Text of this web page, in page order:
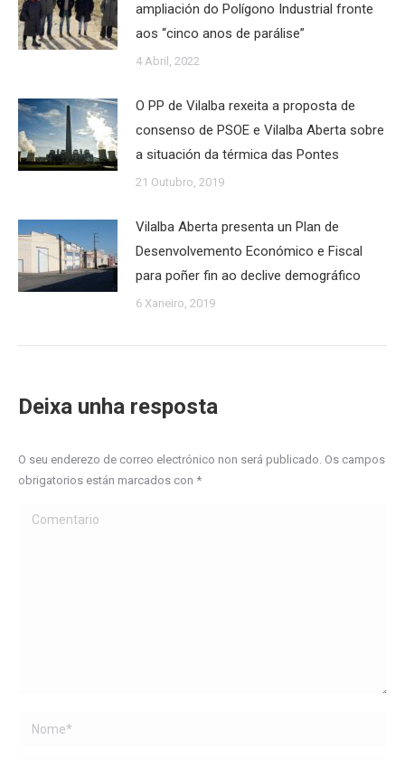
ampliación do Polígono Industrial fronte
aos “cinco anos de parálise”
4 Abril, 2022
O PP de Vilalba rexeita a proposta de
consenso de PSOE e Vilalba Aberta sobre
a situación da térmica das Pontes
21 Outubro, 2019
Vilalba Aberta presenta un Plan de
Desenvolvemento Económico e Fiscal
para poñer fin ao declive demográfico
6 Xaneiro, 2019
Deixa unha resposta
O seu enderezo de correo electrónico non será publicado. Os campos
obrigatorios están marcados con *
Comentario
Name *